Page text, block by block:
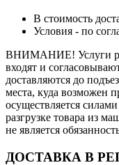
В стоимость
Условия - по
ВНИМАНИЕ! Услуги
входят и
доставляются до
места, куда возможен
осуществляется
разгрузке товара из
не является
ДОСТАВКА В